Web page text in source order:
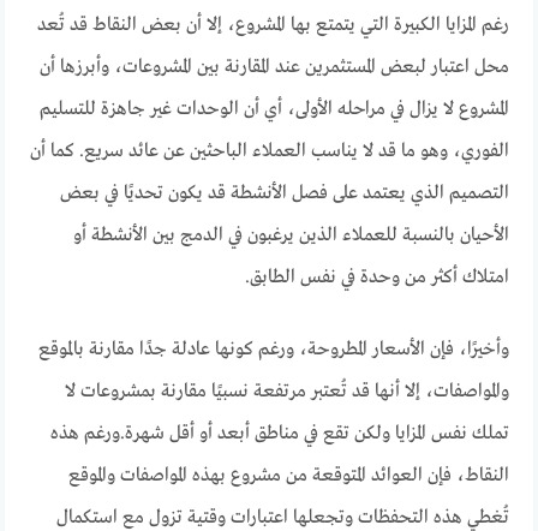
رغم المزايا الكبيرة التي يتمتع بها المشروع، إلا أن بعض النقاط قد تُعد
محل اعتبار لبعض المستثمرين عند المقارنة بين المشروعات، وأبرزها أن
المشروع لا يزال في مراحله الأولى، أي أن الوحدات غير جاهزة للتسليم
الفوري، وهو ما قد لا يناسب العملاء الباحثين عن عائد سريع. كما أن
التصميم الذي يعتمد على فصل الأنشطة قد يكون تحديًا في بعض
الأحيان بالنسبة للعملاء الذين يرغبون في الدمج بين الأنشطة أو
امتلاك أكثر من وحدة في نفس الطابق.
وأخيرًا، فإن الأسعار المطروحة، ورغم كونها عادلة جدًا مقارنة بالموقع
والمواصفات، إلا أنها قد تُعتبر مرتفعة نسبيًا مقارنة بمشروعات لا
تملك نفس المزايا ولكن تقع في مناطق أبعد أو أقل شهرة.ورغم هذه
النقاط، فإن العوائد المتوقعة من مشروع بهذه المواصفات والموقع
تُغطي هذه التحفظات وتجعلها اعتبارات وقتية تزول مع استكمال